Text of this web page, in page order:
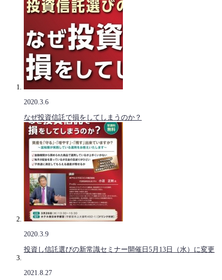
2020.3.6
なぜ投資信託で損をしてしまうのか？
2020.3.9
投資し信託選びの新常識セミナー開催日5月13日（水）に変更
2021.8.27